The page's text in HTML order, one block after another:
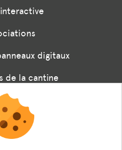
digitaux
de la cantine
règlementaires
AGENT